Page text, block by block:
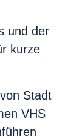
und der
kurze
Stadt
VHS